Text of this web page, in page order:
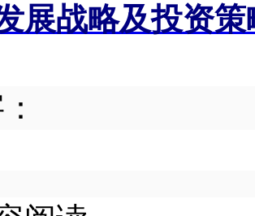
展战略及投资